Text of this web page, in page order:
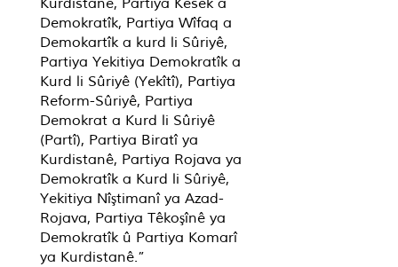
Demokratîk, Partiya Wîfaq a
Demokartîk a kurd li Sûriyê,
Partiya Yekitiya Demokratîk a
Kurd li Sûriyê (Yekîtî), Partiya
Reform-Sûriyê, Partiya
Demokrat a Kurd li Sûriyê
(Partî), Partiya Biratî ya
Kurdistanê, Partiya Rojava ya
Demokratîk a Kurd li Sûriyê,
Yekitiya Nîştimanî ya Azad-
Rojava, Partiya Têkoşînê ya
Demokratîk û Partiya Komarî
ya Kurdistanê.”